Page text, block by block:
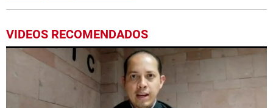
VIDEOS RECOMENDADOS